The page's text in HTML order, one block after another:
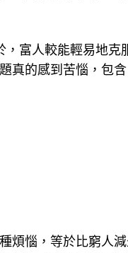
富人較能輕易地克
真的感到苦惱，包含
煩惱，等於比窮人減